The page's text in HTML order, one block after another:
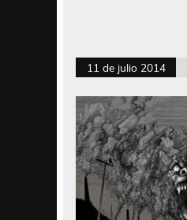
11 de julio 2014